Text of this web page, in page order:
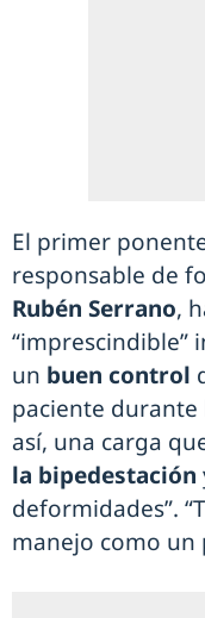
El primer
responsable de
Rubén Serrano,
“imprescindible”
un buen control
paciente durante
así, una carga
la bipedestación
deformidades”.
manejo como un